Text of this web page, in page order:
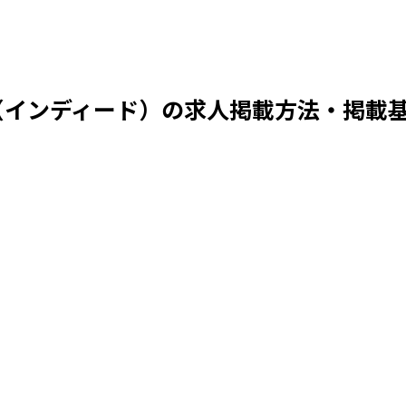
ンディード）の求人掲載方法・掲載